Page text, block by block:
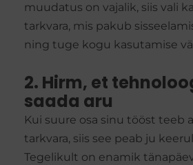
muudatus on vajalik, siis vali
tarkvara, mis pakub
ning tuge kogu kasutamise
2. Hirm, et
saada aru
Kui suure osa sinu tööst teeb
tarkvara, siis see peab ju
Tegelikult on enamik